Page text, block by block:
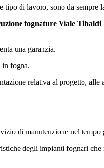
tipo di lavoro, sono da sempre
fognature Viale Tibaldi
una garanzia.
in fogna.
relativa al progetto,
di manutenzione nel
degli impianti fognari